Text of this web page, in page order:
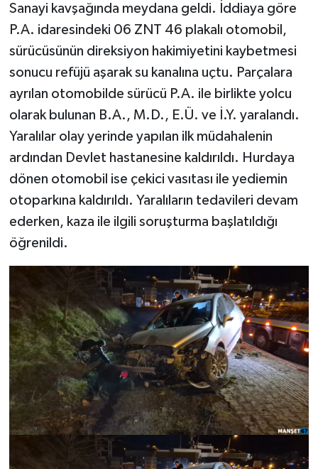
Sanayi kavşağında meydana geldi. İddiaya göre
P.A. idaresindeki 06 ZNT 46 plakalı otomobil,
sürücüsünün direksiyon hakimiyetini kaybetmesi
sonucu refüjü aşarak su kanalına uçtu. Parçalara
ayrılan otomobilde sürücü P.A. ile birlikte yolcu
olarak bulunan B.A., M.D., E.Ü. ve İ.Y. yaralandı.
Yaralılar olay yerinde yapılan ilk müdahalenin
ardından Devlet hastanesine kaldırıldı. Hurdaya
dönen otomobil ise çekici vasıtası ile yediemin
otoparkına kaldırıldı. Yaralıların tedavileri devam
ederken, kaza ile ilgili soruşturma başlatıldığı
öğrenildi.